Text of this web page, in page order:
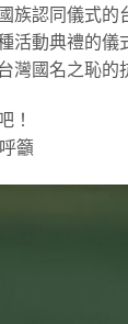
族認同儀式
活動典禮的
灣國名之恥的
！
籲